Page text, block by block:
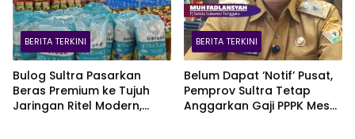
BERITA TERKINI
Bulog Sultra Pasarkan
Beras Premium ke Tujuh
Jaringan Ritel Modern,
BERITA TERKINI
Belum Dapat ‘Notif’ Pusat,
Pemprov Sultra Tetap
Anggarkan Gaji PPPK Meski